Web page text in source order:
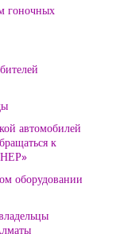
гоночных
автомобилей
к
оборудовании